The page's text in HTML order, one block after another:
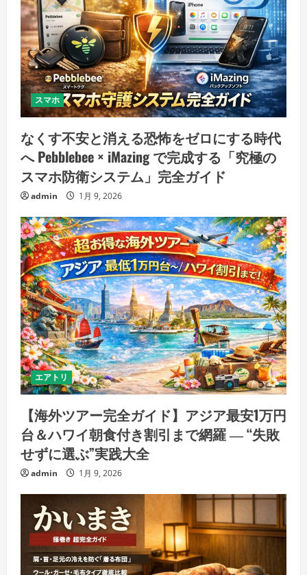
スマホ
なくす不安と消える恐怖をゼロにする時代
へ Pebblebee × iMazing で完成する「究極の
スマホ防衛システム」完全ガイド
admin 1月 9, 2026
エアトリ
【海外ツアー完全ガイド】アジア最安1万円
台＆ハワイ朝食付き割引まで網羅 ― “失敗
せずに選ぶ”実践大全
admin 1月 9, 2026